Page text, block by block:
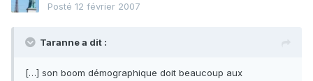
Posté 12 février 2007
Taranne a dit :
[…] son boom démographique doit beaucoup aux